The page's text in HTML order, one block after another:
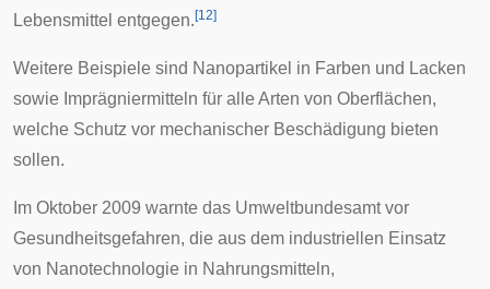
Lebensmittel entgegen. [12]
Weitere Beispiele sind Nanopartikel in Farben und Lacken
sowie Imprägniermitteln für alle Arten von Oberflächen,
welche Schutz vor mechanischer Beschädigung bieten
sollen.
Im Oktober 2009 warnte das Umweltbundesamtvor
Gesundheitsgefahren, die aus dem industriellen Einsatz
von Nanotechnologie in Nahrungsmitteln,